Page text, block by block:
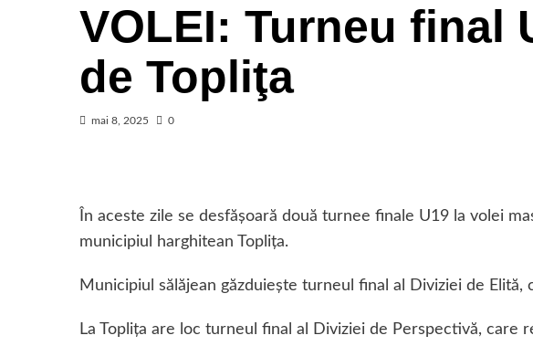
VOLEI: Turneu final
de Topliţa
mai 8, 2025 0
În aceste zile se desfăşoară două turnee finale U19 la volei
municipiul harghitean Topliţa.
Municipiul sălăjean găzduieşte turneul final al Diviziei de Elită,
La Topliţa are loc turneul final al Diviziei de Perspectivă, care